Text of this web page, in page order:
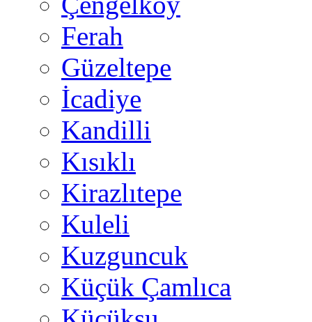
Ferah
Güzeltepe
İcadiye
Kandilli
Kısıklı
Kirazlıtepe
Kuleli
Kuzguncuk
Küçük Çamlıca